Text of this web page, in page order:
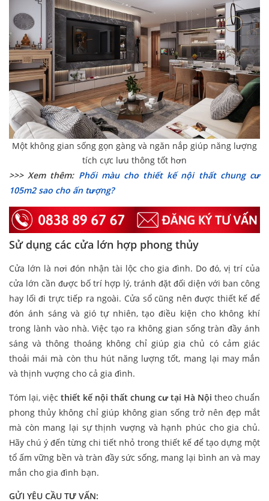
Một không gian sống gọn gàng và ngăn nắp giúp năng lượng
tích cực lưu thông tốt hơn
>>> Xem thêm: Phối màu cho thiết kế nội thất chung cư
105m2 sao cho ấn tượng?
Sử dụng các cửa lớn hợp phong thủy
Cửa lớn là nơi đón nhận tài lộc cho gia đình. Do đó, vị trí của
cửa lớn cần được bố trí hợp lý, tránh đặt đối diện với ban công
hay lối đi trực tiếp ra ngoài. Cửa sổ cũng nên được thiết kế để
đón ánh sáng và gió tự nhiên, tạo điều kiện cho không khí
trong lành vào nhà. Việc tạo ra không gian sống tràn đầy ánh
sáng và thông thoáng không chỉ giúp gia chủ có cảm giác
thoải mái mà còn thu hút năng lượng tốt, mang lại may mắn
và thịnh vượng cho cả gia đình.
Tóm lại, việc thiết kế nội thất chung cư tại Hà Nội theo chuẩn
phong thủy không chỉ giúp không gian sống trở nên đẹp mắt
mà còn mang lại sự thịnh vượng và hạnh phúc cho gia chủ.
Hãy chú ý đến từng chi tiết nhỏ trong thiết kế để tạo dựng một
tổ ấm vững bền và tràn đầy sức sống, mang lại bình an và may
mắn cho gia đình bạn.
GỬI YÊU CẦU TƯ VẤN: